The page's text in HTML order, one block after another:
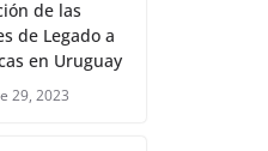
de las
de Legado a
en Uruguay
29, 2023